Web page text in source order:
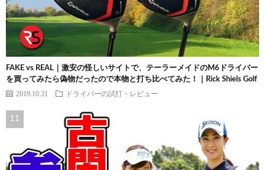
FAKE vs REAL｜激安の怪しいサイトで、テーラーメイドのM6ドライバー
を買ってみたら偽物だったので本物と打ち比べてみた！｜Rick Shiels Golf
2019.10.31 ドライバーの試打・レビュー